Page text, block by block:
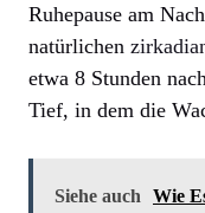
Ruhepause am
natürlichen
etwa 8 Stunden
Tief, in dem die
Siehe auch
Wie